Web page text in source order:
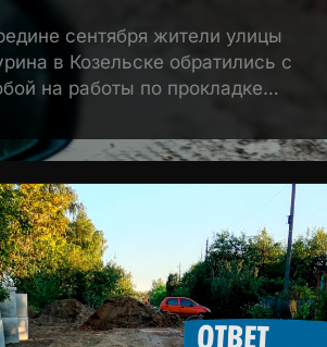
сентября жители улицы
в Козельске обратились с
на работы по прокладке…